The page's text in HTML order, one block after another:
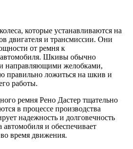
которые устанавливаются на
двигателя и трансмиссии. Они
от ремня к
автомобиля. Шкивы обычно
направляющими желобками,
правильно ложиться на шкив и
работы.
ремня Рено Дастер тщательно
в процессе производства
надежность и долговечность
и обеспечивает
время движения.